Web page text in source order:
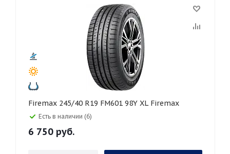
Firemax 245/40 R19 FM601 98Y XL Firemax
Есть в наличии (6)
6 750 руб.